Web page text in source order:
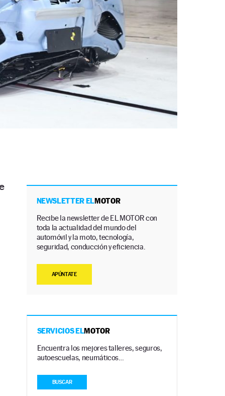
NEWSLETTER ELMOTOR
Recibe la newsletter de EL MOTOR con
toda la actualidad del mundo del
automóvil y la moto, tecnología,
seguridad, conducción y eficiencia.
APÚNTATE
SERVICIOS ELMOTOR
Encuentra los mejores talleres, seguros,
autoescuelas, neumáticos…
BUSCAR